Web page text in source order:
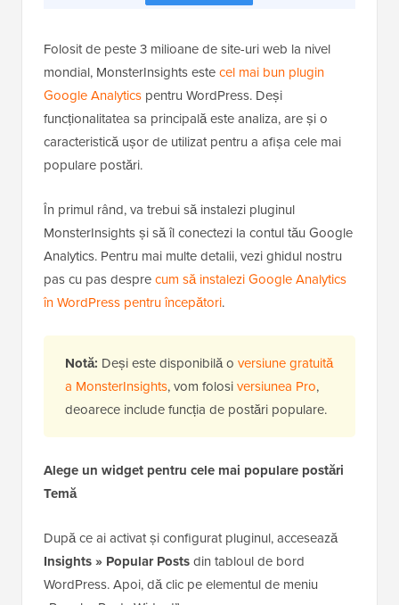
Folosit de peste 3 milioane de site-uri web la nivel
mondial, MonsterInsights estecel mai bun plugin
Google Analytics pentru WordPress. Deși
funcționalitatea sa principală este analiza, are și o
caracteristică ușor de utilizat pentru a afișa cele mai
populare postări.
În primul rând, va trebui să instalezi pluginul
MonsterInsights și să îl conectezi la contul tău Google
Analytics. Pentru mai multe detalii, vezi ghidul nostru
pas cu pas desprecum să instalezi Google Analytics
în WordPress pentru începători.
Notă: Deși este disponibilă o versiune gratuită
a MonsterInsights, vom folosiversiunea Pro,
deoarece include funcția de postări populare.
Alege un widget pentru cele mai populare postări
Temă
După ce ai activat și configurat pluginul, accesează
Insights » Popular Postsdin tabloul de bord
WordPress. Apoi, dă clic pe elementul de meniu